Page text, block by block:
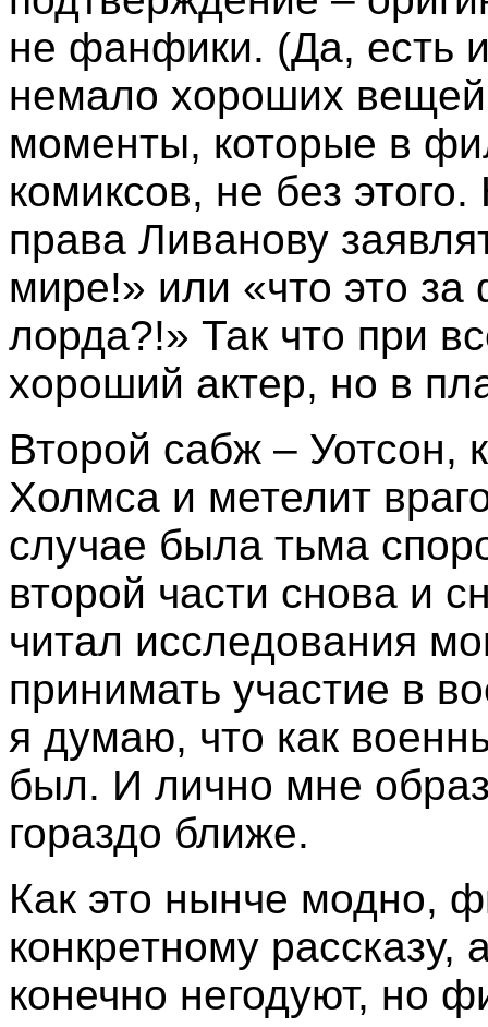
не фанфики. (Да, есть
немало хороших
моменты, которые в
комиксов, не без
права Ливанову
мире!» или «что это
лорда?!» Так что при
хороший актер, но в
Второй сабж – Уотсон,
Холмса и метелит
случае была тьма
второй части снова и
читал исследования
принимать участие в
я думаю, что как
был. И лично мне
гораздо ближе.
Как это нынче модно,
конкретному
конечно негодуют, но